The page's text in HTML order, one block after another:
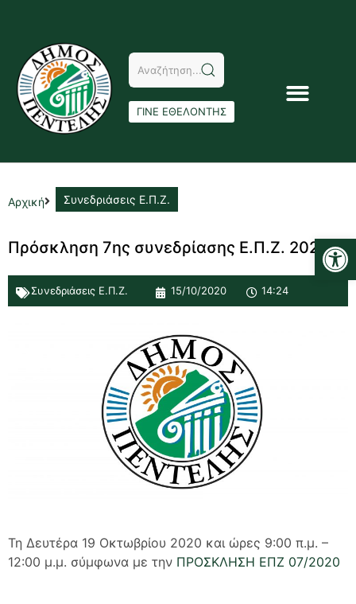
ΓΙΝΕ ΕΘΕΛΟΝΤΗΣ
Αρχική Συνεδριάσεις Ε.Π.Ζ.
Πρόσκληση 7ης συνεδρίασης Ε.Π.Ζ. 2020
Συνεδριάσεις Ε.Π.Ζ. 15/10/2020 14:24
Τη Δευτέρα 19 Οκτωβρίου 2020 και ώρες 9:00 π.μ. –
12:00 μ.μ. σύμφωνα με την ΠΡΟΣΚΛΗΣΗ ΕΠΖ 07/2020